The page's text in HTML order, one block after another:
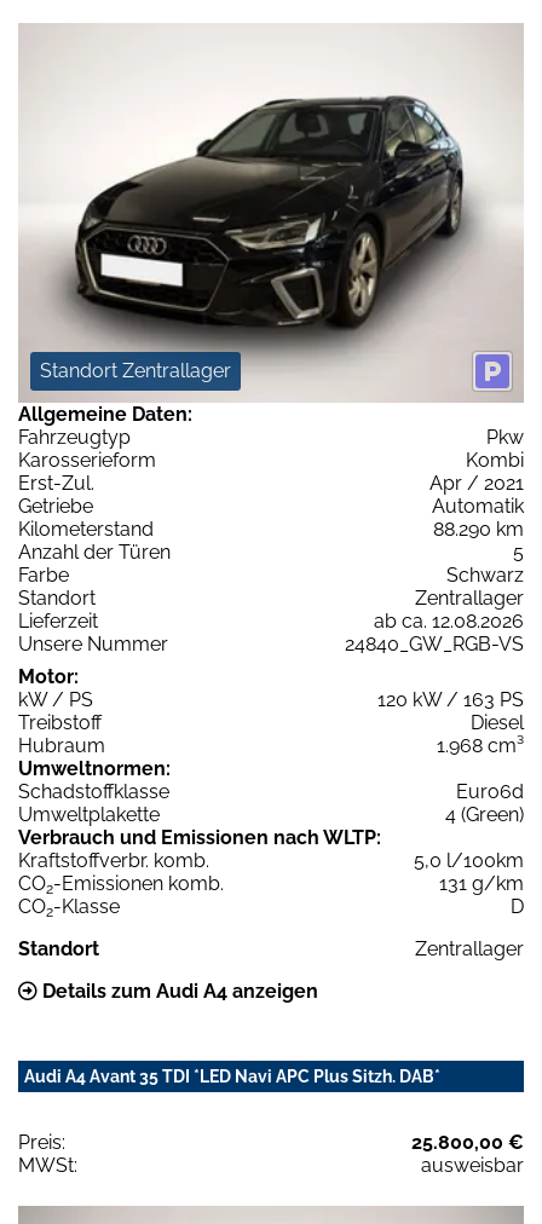
Standort Zentrallager
Allgemeine Daten:
Fahrzeugtyp
Pkw
Karosserieform
Kombi
Erst-Zul.
Apr / 2021
Getriebe
Automatik
Kilometerstand
88.290 km
Anzahl der Türen
5
Farbe
Schwarz
Standort
Zentrallager
Lieferzeit
ab ca. 12.08.2026
Unsere Nummer
24840_GW_RGB-VS
Motor:
kW / PS
120 kW / 163 PS
Treibstoff
Diesel
Hubraum
1.968 cm³
Umweltnormen:
Schadstoffklasse
Euro6d
Umweltplakette
4 (Green)
Verbrauch und Emissionen nach WLTP:
Kraftstoffverbr. komb.
5,0 l/100km
CO2-Emissionen komb.
131 g/km
CO2-Klasse
D
Standort
Zentrallager
Details zum Audi A4 anzeigen
Audi A4 Avant 35 TDI *LED Navi APC Plus Sitzh. DAB*
Preis:
25.800,00 €
MWSt:
ausweisbar